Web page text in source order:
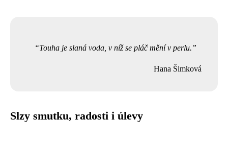
Touha je slaná voda, v níž se pláč mění v perlu.
Hana Šimková
Slzy smutku, radosti i úlevy